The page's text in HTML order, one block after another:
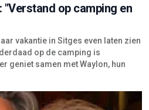
op camping en
vakantie in Sitges even laten zien
op de camping is
geniet samen met Waylon, hun